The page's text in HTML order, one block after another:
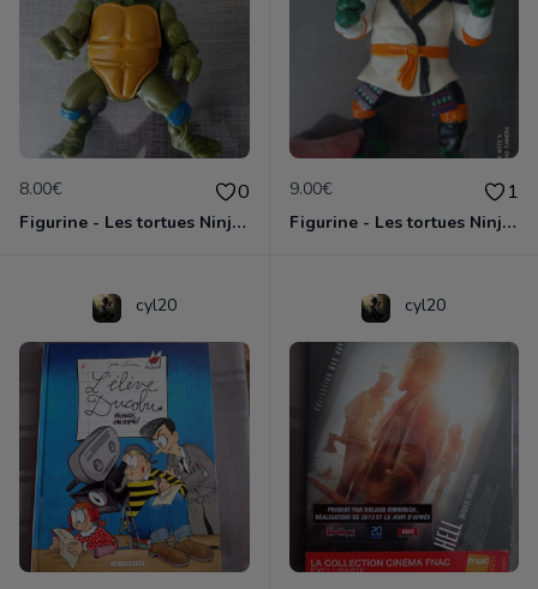
8.00€ 0
Figurine - Les tortues Ninja - Leonardo
9.00€ 1
Figurine - Les tortues Ninja - Michelangelo
cyl20 cyl20